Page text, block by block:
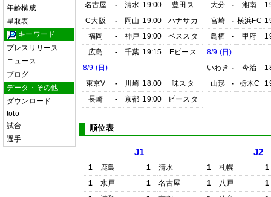
年齢構成
星取表
キーワード
プレスリリース
ニュース
ブログ
データ・その他
ダウンロード
toto
試合
選手
名古屋
- 清水 19:00
豊田ス
C大阪
- 岡山 19:00
ハナサカ
福岡
- 神戸 19:00
ベススタ
広島
- 千葉 19:15
Eピース
8/9 (日)
東京V
- 川崎 18:00
味スタ
長崎
- 京都 19:00 ピースタ
大分
- 湘南
宮崎
- 横浜FC
鳥栖
- 甲府
8/9 (日)
いわき - 今治
山形
- 栃木C
順位表
J1
1 鹿島 1
清水
1
水戸 1
名古屋
J2
1 札幌
1
1
八戸
1